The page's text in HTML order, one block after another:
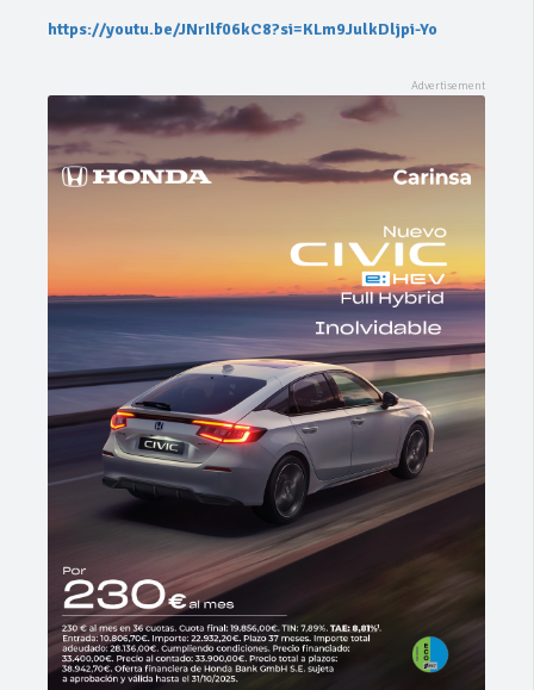
https://youtu.be/JNrIlf06kC8?si=KLm9JulkDljpi-Yo